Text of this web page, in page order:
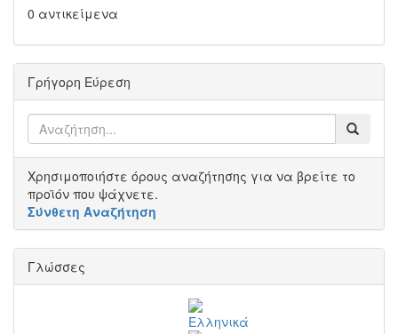
0 αντικείμενα
Γρήγορη Εύρεση
Χρησιμοποιήστε όρους αναζήτησης για να βρείτε το
προϊόν που ψάχνετε.
Σύνθετη Αναζήτηση
Γλώσσες